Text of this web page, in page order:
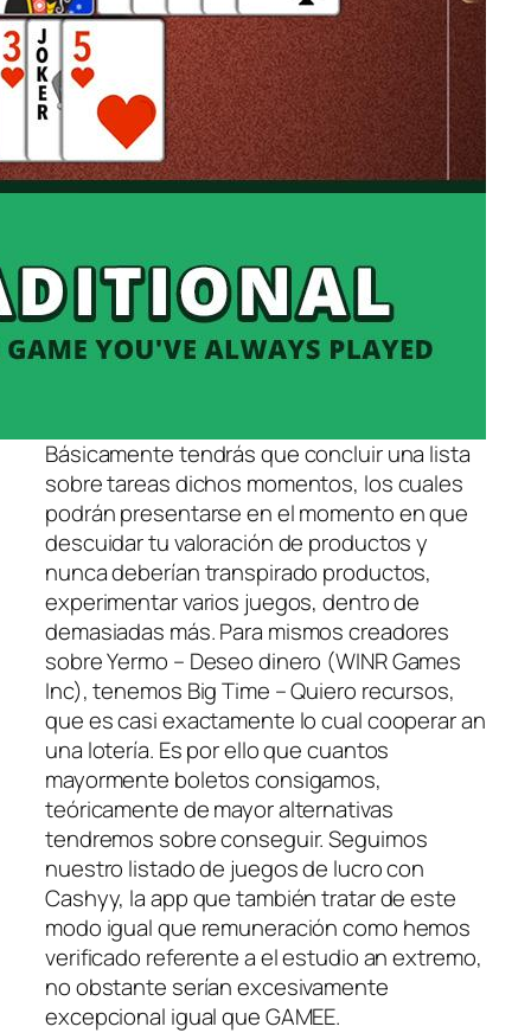
Básicamente tendrás que concluir una lista
sobre tareas dichos momentos, los cuales
podrán presentarse en el momento en que
descuidar tu valoración de productos y
nunca deberían transpirado productos,
experimentar varios juegos, dentro de
demasiadas más. Para mismos creadores
sobre Yermo – Deseo dinero (WINR Games
Inc), tenemos Big Time – Quiero recursos,
que es casi exactamente lo cual cooperar an
una lotería. Es por ello que cuantos
mayormente boletos consigamos,
teóricamente de mayor alternativas
tendremos sobre conseguir. Seguimos
nuestro listado de juegos de lucro con
Cashyy, la app que también tratar de este
modo­ igual que remuneración como hemos
verificado referente a el estudio an extremo,
no obstante serí­an excesivamente
excepcional igual que GAMEE.